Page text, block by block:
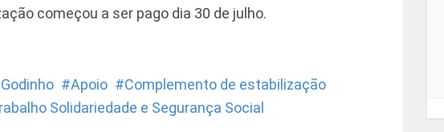
começou a ser pago dia 30 de julho.
Apoio
Complemento de estabilização
Solidariedade e Segurança Social